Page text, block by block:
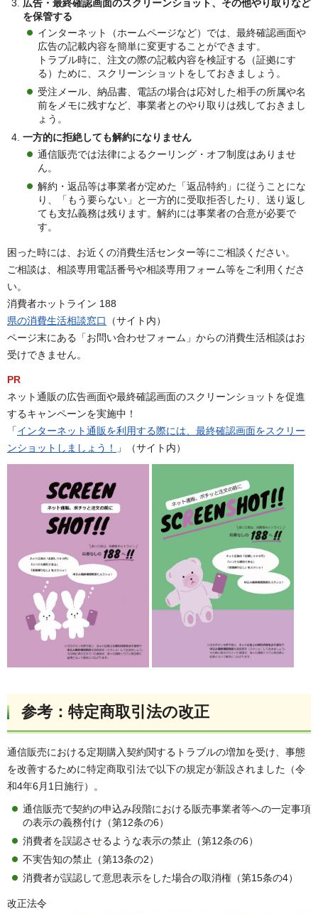
広告・最終確認画面のスクリーンショット、その他やり取りなど
を保管する
インターネット（ホームページなど）では、最終確認画面や
広告の記載内容を簡単に変更することができます。
トラブル時に、注文の際の記載内容を検証する（証拠にす
る）ために、スクリーンショットをしておきましょう。
受注メール、納品書、電話の場合は応対した相手の所属や名
前をメモに残すなど、事業者とのやり取りは残しておきまし
ょう。
一方的に拒絶しても解約になりません
通信販売では法律によるクーリング・オフ制度はありませ
ん。
解約・返品等は事業者が定めた「返品特約」に従うことにな
り、「もう要らない」と一方的に受取拒否したり、送り返し
ても支払義務は残ります。解約には事業者の合意が必要で
す。
困った時には、お近くの消費生活センター等にご相談ください。
ご相談は、相談専用電話番号や相談専用フォーム等をご利用くださ
い。
消費者ホットライン 188
県の消費生活相談窓口
（サイト内）
ページ末にある「お問い合わせフォーム」からの消費生活相談はお
受けできません。
PR
ネット通販の広告画面や最終確認画面のスクリーンショットを促進
するキャンペーンを実施中！
「インターネット通販を利用する際には、最終確認画面をスクリー
ンショットしましょう！
」（サイト内）
参考：特定商取引法の改正
通信販売における定期購入契約関するトラブルの増加を受け、事態
を改善するために特定商取引法で以下の規定が新設されました（令
和4年6月1日施行）。
通信販売で契約の申込み段階における販売事業者等への一定事項
の表示の義務付け（第12条の6）
消費者を誤認させるような表示の禁止（第12条の6）
不実告知の禁止（第13条の2）
消費者が誤認して意思表示をした場合の取消権（第15条の4）
改正法令